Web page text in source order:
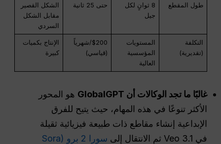
طول المقطع
8 ثوانٍ لكل
جيل
حتى 25 ثانية
الشكل القصير
مقابل الشكل
السردي
التكلفة
(تقديرية)
المستويات
المؤسسية
العالية
$200/شهرياً
(قياسي)
الإنتاج بكميات
كبيرة
غالبًا ما تجد الوكالات أن GlobalGPT
هو المحور
الأكثر تنوعًا في هذه المهام، حيث يتيح للفرق
الإبداعية إنشاء مقاطع ذات طبيعة فيزيائية ثقيلة
في Veo 3.1 ثم الانتقال إلى
سورا 2 برو (Sora